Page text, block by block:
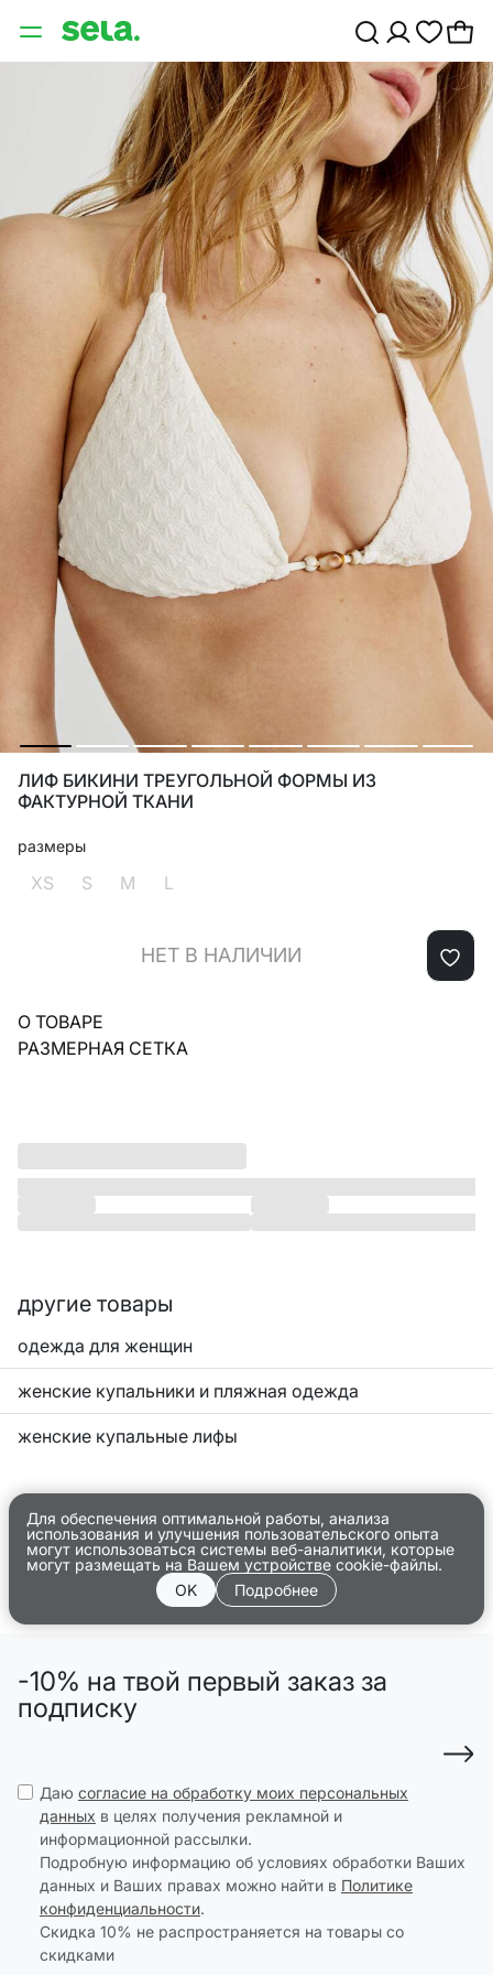
ЛИФ БИКИНИ ТРЕУГОЛЬНОЙ ФОРМЫ ИЗ
ФАКТУРНОЙ ТКАНИ
размеры
XS S M L
НЕТ В НАЛИЧИИ
О ТОВАРЕ
РАЗМЕРНАЯ СЕТКА
другие товары
одежда для женщин
женские купальники и пляжная одежда
женские купальные лифы
Для обеспечения оптимальной работы, анализа
использования и улучшения пользовательского опыта
могут использоваться системы веб-аналитики, которые
могут размещать на Вашем устройстве cookie-файлы.
OK
Подробнее
-10% на твой первый заказ за
подписку
Даю согласие на обработку моих персональных
данных в целях получения рекламной и
информационной рассылки.
Подробную информацию об условиях обработки Ваших
данных и Ваших правах можно найти в Политике
конфиденциальности.
Скидка 10% не распространяется на товары со
скидками